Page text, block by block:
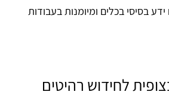
בסיסי בכלים ומיומנות בעבודות
לחידוש רהיטים